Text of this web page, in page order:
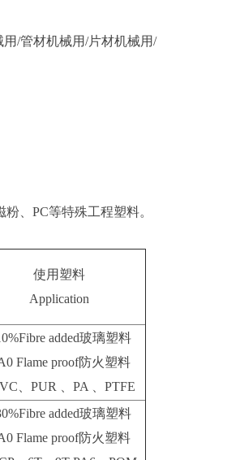
/管材机械用/片材机械用/
、PC等特殊工程塑料。
使用塑料
Application
added玻璃塑料
Flame proof防火塑料
、PUR 、PA 、PTFE
added玻璃塑料
Flame proof防火塑料